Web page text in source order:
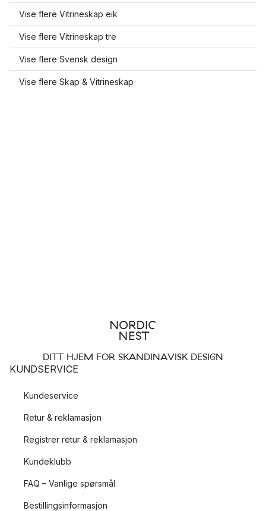
Vise flere Vitrineskap eik
Vise flere Vitrineskap tre
Vise flere Svensk design
Vise flere Skap & Vitrineskap
DITT HJEM FOR SKANDINAVISK DESIGN
KUNDSERVICE
Kundeservice
Retur & reklamasjon
Registrer retur & reklamasjon
Kundeklubb
FAQ – Vanlige spørsmål
Bestillingsinformasjon